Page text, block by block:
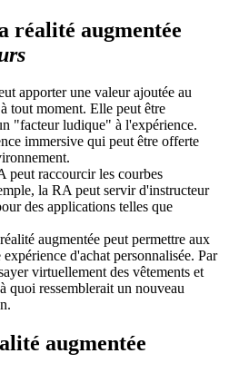
réalité augmentée
apporter une valeur ajoutée au
tout moment. Elle peut être
"facteur ludique" à l'expérience.
immersive qui peut être offerte
peut raccourcir les courbes
la RA peut servir d'instructeur
des applications telles que
augmentée peut permettre aux
d'achat personnalisée. Par
virtuellement des vêtements et
quoi ressemblerait un nouveau
augmentée